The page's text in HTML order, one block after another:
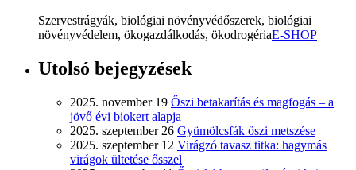
Szervestrágyák, biológiai növényvédőszerek, biológiai
növényvédelem, ökogazdálkodás, ökodrogériaE-SHOP
Utolsó bejegyzések
2025. november 19 Őszi betakarítás és magfogás – a
jövő évi biokert alapja
2025. szeptember 26 Gyümölcsfák őszi metszése
2025. szeptember 12 Virágzó tavasz titka: hagymás
virágok ültetése ősszel